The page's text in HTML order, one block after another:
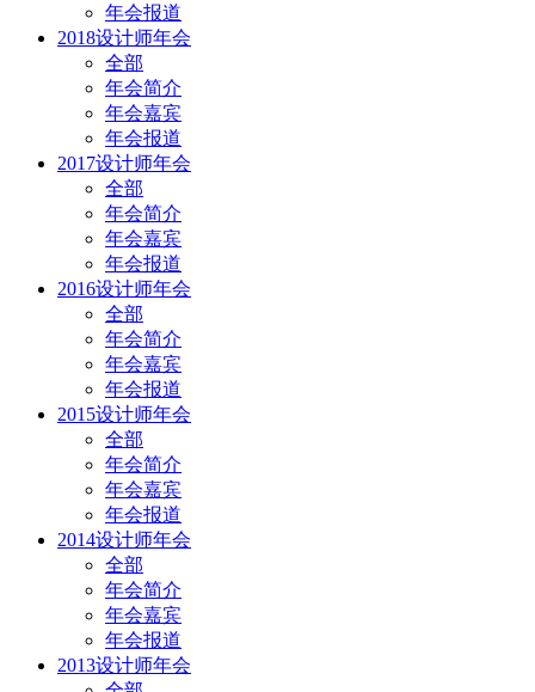
年会报道
2018设计师年会
全部
年会简介
年会嘉宾
年会报道
2017设计师年会
全部
年会简介
年会嘉宾
年会报道
2016设计师年会
全部
年会简介
年会嘉宾
年会报道
2015设计师年会
全部
年会简介
年会嘉宾
年会报道
2014设计师年会
全部
年会简介
年会嘉宾
年会报道
2013设计师年会